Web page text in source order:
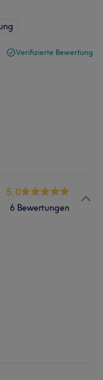
Verifizierte Bewertung
5.0
6 Bewertungen